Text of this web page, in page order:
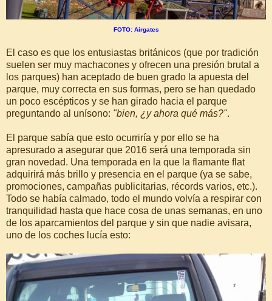
FOTO: Airgates
El caso es que los entusiastas británicos (que por tradición
suelen ser muy machacones y ofrecen una presión brutal a
los parques) han aceptado de buen grado la apuesta del
parque, muy correcta en sus formas, pero se han quedado
un poco escépticos y se han girado hacia el parque
preguntando al unísono: "bien, ¿y ahora qué más?".
El parque sabía que esto ocurriría y por ello se ha
apresurado a asegurar que 2016 será una temporada sin
gran novedad. Una temporada en la que la flamante flat
adquirirá más brillo y presencia en el parque (ya se sabe,
promociones, campañas publicitarias, récords varios, etc.).
Todo se había calmado, todo el mundo volvía a respirar con
tranquilidad hasta que hace cosa de unas semanas, en uno
de los aparcamientos del parque y sin que nadie avisara,
uno de los coches lucía esto: